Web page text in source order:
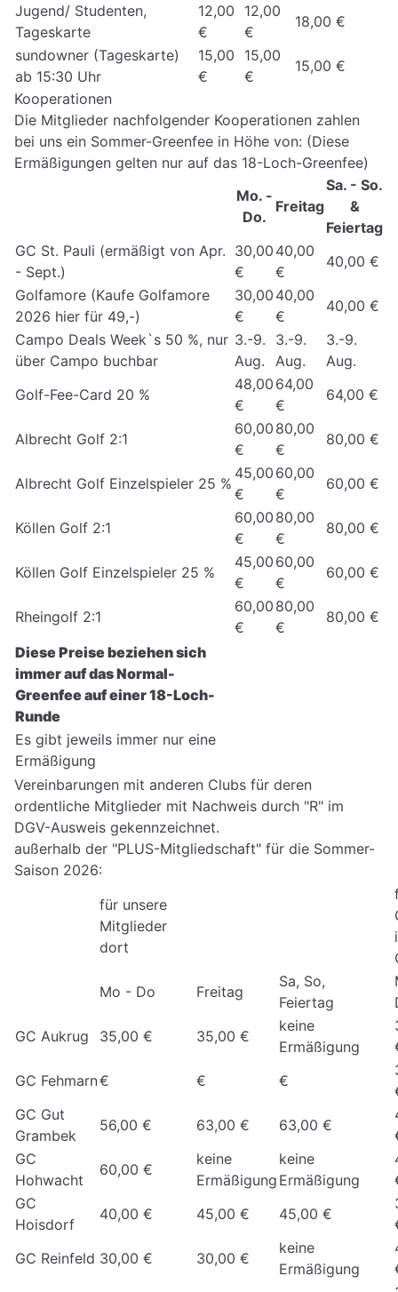
Jugend/ Studenten,
Tageskarte
12,00
€
12,00
€
18,00 €
sundowner (Tageskarte)
ab 15:30 Uhr
15,00
€
15,00
€
15,00 €
Kooperationen
Die Mitglieder nachfolgender Kooperationen zahlen
bei uns ein Sommer-Greenfee in Höhe von: (Diese
Ermäßigungen gelten nur auf das 18-Loch-Greenfee)
Mo. -
Do.
Freitag
Sa. - So.
&
Feiertag
GC St. Pauli (ermäßigt von Apr.
- Sept.)
30,00
€
40,00
€
40,00 €
Golfamore (Kaufe Golfamore
2026 hier für 49,-)
30,00
€
40,00
€
40,00 €
Campo Deals Week`s 50 %, nur
über Campo buchbar
3.-9.
Aug.
3.-9.
Aug.
3.-9.
Aug.
Golf-Fee-Card 20 %
48,00
€
64,00
€
64,00 €
Albrecht Golf 2:1
60,00
€
80,00
€
80,00 €
Albrecht Golf Einzelspieler 25 %
45,00
€
60,00
€
60,00 €
Köllen Golf 2:1
60,00
€
80,00
€
80,00 €
Köllen Golf Einzelspieler 25 %
45,00
€
60,00
€
60,00 €
Rheingolf 2:1
60,00
€
80,00
€
80,00 €
Diese Preise beziehen sich
immer auf das Normal-
Greenfee auf einer 18-Loch-
Runde
Es gibt jeweils immer nur eine
Ermäßigung
Vereinbarungen mit anderen Clubs für deren
ordentliche Mitglieder mit Nachweis durch "R" im
DGV-Ausweis gekennzeichnet.
außerhalb der "PLUS-Mitgliedschaft" für die Sommer-
Saison 2026:
für unsere
Mitglieder
dort
Mo - Do
Freitag
Sa, So,
Feiertag
GC Aukrug
35,00 € 35,00 €
keine
Ermäßigung
GC Fehmarn€ € €
GC Gut
Grambek
56,00 € 63,00 € 63,00 €
GC
Hohwacht
60,00 €
keine
Ermäßigung
keine
Ermäßigung
GC
Hoisdorf
40,00 € 45,00 € 45,00 €
GC Reinfeld 30,00 € 30,00 €
keine
Ermäßigung